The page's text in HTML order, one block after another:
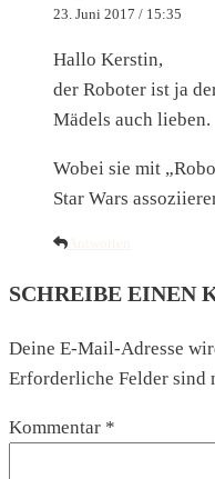
23. Juni 2017 / 15:35
Hallo Kerstin,
der Roboter ist ja
Mädels auch lieben.
Wobei sie mit
Star Wars
SCHREIBE EINEN
Deine E-Mail-Adresse
Erforderliche Felder sind
Kommentar *